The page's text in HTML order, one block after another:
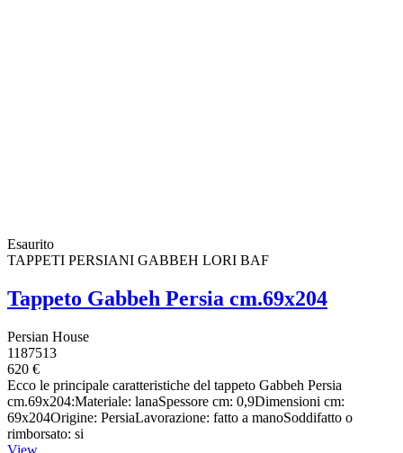
Esaurito
TAPPETI PERSIANI GABBEH LORI BAF
Tappeto Gabbeh Persia cm.69x204
Persian House
1187513
620 €
Ecco le principale caratteristiche del tappeto Gabbeh Persia
cm.69x204:Materiale: lanaSpessore cm: 0,9Dimensioni cm:
69x204Origine: PersiaLavorazione: fatto a manoSoddifatto o
rimborsato: si
View